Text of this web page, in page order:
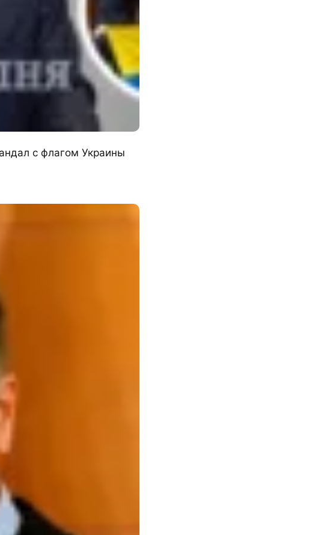
с флагом Украины